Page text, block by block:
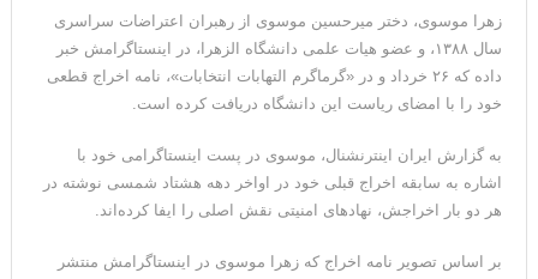
خبرگزاری سپاه پاسداران: رهگیری اهداف متخاصم در نزدیکی جزیره
قشم
تحلیلگر حکومتی: تفاهم هرمز پایان بحران نیست؛ خطر جنگ همچنان
پابرجاست
ایران؛ واکنش ترامپ و معاونش به اقدام تفرقه‌افکنان/سفر ژنرال
منیر به عربستان
زهرا موسوی، دختر میرحسین موسوی از رهبران اعتراضات سراسری
سال ۱۳۸۸، و عضو هیات علمی دانشگاه الزهرا، در اینستاگرامش خبر
داده که ۲۶ خرداد و در «گرماگرم التهابات انتخابات»، نامه اخراج قطعی
خود را با امضای ریاست این دانشگاه دریافت کرده است.
به گزارش ایران اینترنشنال، موسوی در پست اینستاگرامی خود با
اشاره به سابقه اخراج قبلی خود در اواخر دهه هشتاد شمسی نوشته در
هر دو بار اخراجش، نهادهای امنیتی نقش اصلی را ایفا کرده‌اند.
بر اساس تصویر نامه اخراج که زهرا موسوی در اینستاگرامش منتشر